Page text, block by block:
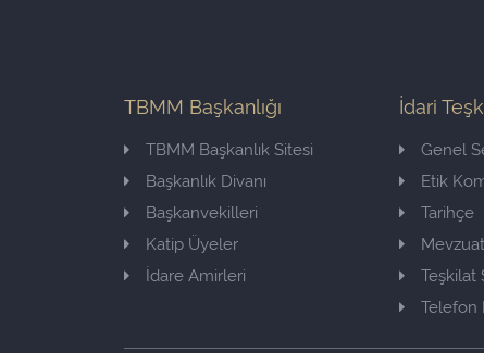
TBMM Başkanlığı
TBMM Başkanlık Sitesi
Başkanlık Divanı
Başkanvekilleri
Katip Üyeler
İdare Amirleri
İdari
Genel
Etik
Tarihçe
Mevzuat
Teşkilat
Telefon